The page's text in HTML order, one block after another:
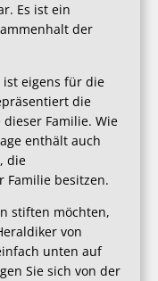
Es ist ein
der
ist eigens für die
die
Familie. Wie
enthält auch
die
Familie besitzen.
stiften möchten,
von
unten auf
Sie sich von der